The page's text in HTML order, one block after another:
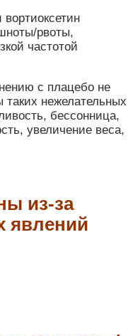
рвоты,
частотой
с плацебо не
нежелательных
бессонница,
увеличение веса,
из-за
явлений